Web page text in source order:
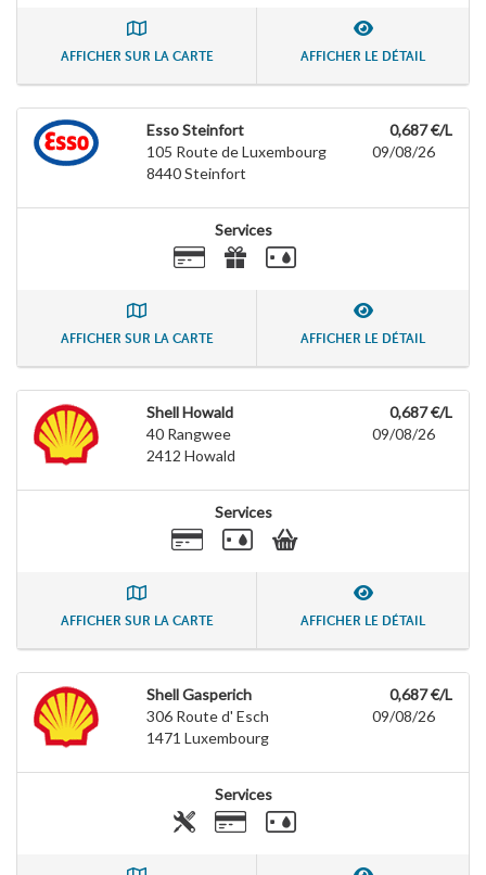
AFFICHER SUR LA CARTE AFFICHER LE DÉTAIL
Esso Steinfort
105 Route de Luxembourg
8440Steinfort
0,687 €/L
09/08/26
Services
AFFICHER SUR LA CARTE AFFICHER LE DÉTAIL
Shell Howald
40 Rangwee
2412 Howald
0,687 €/L
09/08/26
Services
AFFICHER SUR LA CARTE AFFICHER LE DÉTAIL
Shell Gasperich
306 Route d' Esch
1471 Luxembourg
0,687 €/L
09/08/26
Services